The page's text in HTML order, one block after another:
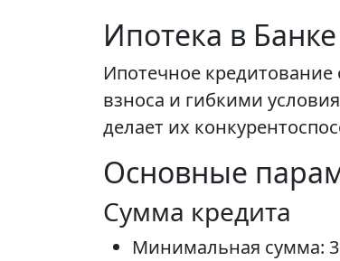
Ипотека в
Ипотечное кредитование
взноса и гибкими
делает их
Основные
Сумма кредита
Минимальная сумма: